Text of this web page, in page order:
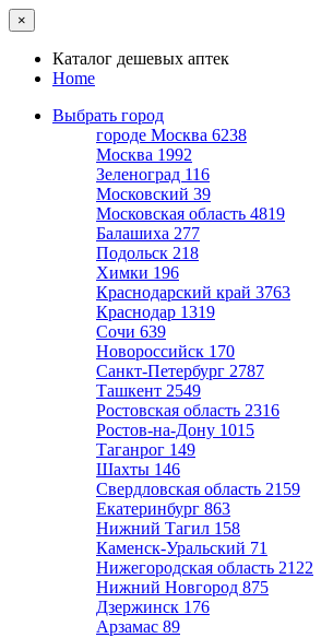
×
Каталог дешевых аптек
Home
Выбрать город
городе Москва 6238
Москва 1992
Зеленоград 116
Московский 39
Московская область 4819
Балашиха 277
Подольск 218
Химки 196
Краснодарский край 3763
Краснодар 1319
Сочи 639
Новороссийск 170
Санкт-Петербург 2787
Ташкент 2549
Ростовская область 2316
Ростов-на-Дону 1015
Таганрог 149
Шахты 146
Свердловская область 2159
Екатеринбург 863
Нижний Тагил 158
Каменск-Уральский 71
Нижегородская область 2122
Нижний Новгород 875
Дзержинск 176
Арзамас 89